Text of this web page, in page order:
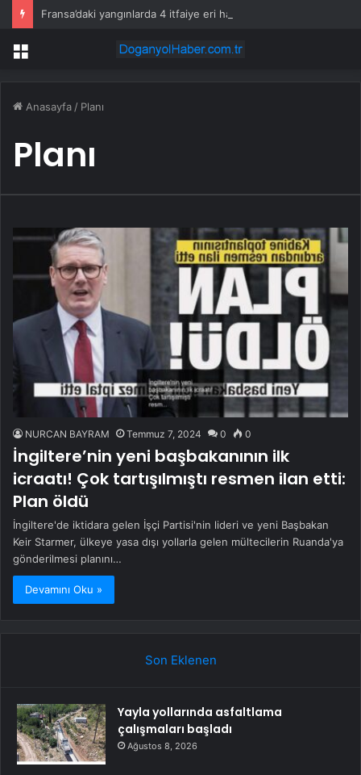
Fransa’daki yangınlarda 4 itfaiye eri hayatını kaybetti
Menü
Anasayfa / Planı
Planı
NURCAN BAYRAM Temmuz 7, 2024 0 0
İngiltere’nin yeni başbakanının ilk
icraatı! Çok tartışılmıştı resmen ilan etti:
Plan öldü
İngiltere'de iktidara gelen İşçi Partisi'nin lideri ve yeni Başbakan
Keir Starmer, ülkeye yasa dışı yollarla gelen mültecilerin Ruanda'ya
gönderilmesi planını…
Devamını Oku »
Son Eklenen
Yayla yollarında asfaltlama
çalışmaları başladı
Ağustos 8, 2026